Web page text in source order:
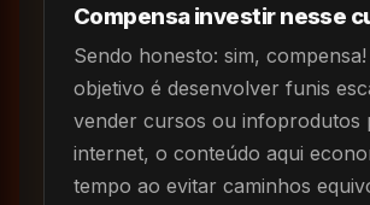
Compensa investir nesse
Sendo honesto: sim,
objetivo é desenvolver funis
vender cursos ou infoprodutos
internet, o conteúdo aqui
tempo ao evitar caminhos